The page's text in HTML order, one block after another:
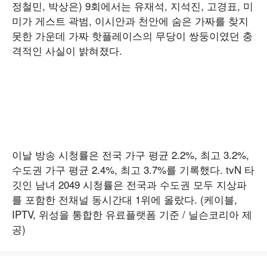
정철민, 박상은) 9회에서는 유재석, 지석진, 고경표, 미
미가 게스트 곽범, 이시안과 천안에 숨은 가짜를 찾지
못한 가운데 가짜 핫플레이스의 무당이 쌍둥이였던 충
격적인 사실이 밝혀졌다.
이날 방송 시청률은 전국 가구 평균 2.2%, 최고 3.2%,
수도권 가구 평균 2.4%, 최고 3.7%를 기록했다. tvN 타
깃인 남녀 2049 시청률은 전국과 수도권 모두 지상파
를 포함한 전채널 동시간대 1위에 올랐다. (케이블,
IPTV, 위성을 통합한 유료플랫폼 기준 / 닐슨코리아 제
공)